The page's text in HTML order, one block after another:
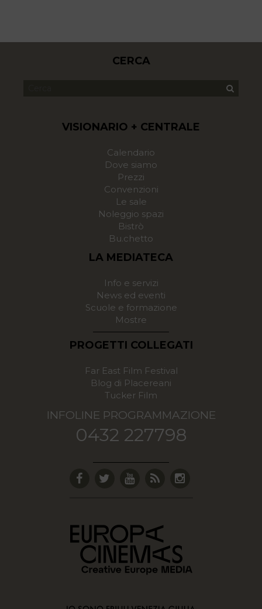
CERCA
VISIONARIO + CENTRALE
Calendario
Dove siamo
Prezzi
Convenzioni
Le sale
Noleggio spazi
Bistrò
Bu.chetto
LA MEDIATECA
Info e servizi
News ed eventi
Scuole e formazione
Mostre
PROGETTI COLLEGATI
Far East Film Festival
Blog di Placereani
Tucker Film
INFOLINE PROGRAMMAZIONE
0432 227798